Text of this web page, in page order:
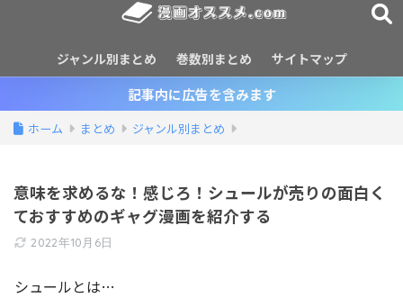
ジャンル別まとめ 巻数別まとめ サイトマップ
記事内に広告を含みます
ホーム まとめ ジャンル別まとめ
意味を求めるな！感じろ！シュールが売りの面白く
ておすすめのギャグ漫画を紹介する
2022年10月6日
シュールとは…